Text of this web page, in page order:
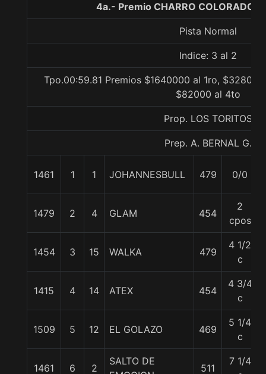
4a.- Premio CHARRO COLORADO,
Pista Normal
Indice: 3 al 2
Tpo.00:59.81 Premios $1640000 al 1ro,
$82000 al 4to
Prop. LOS TORITOS
Prep. A. BERNAL G.
1461 1 1 JOHANNESBULL 479 0/0
1479 2 4 GLAM 454
2
cpos
1454 3 15 WALKA 479
4 1/2
c
1415 4 14 ATEX 454
4 3/4
c
1509 5 12 EL GOLAZO 469
5 1/4
c
1461 6 2
SALTO DE
511
7 1/4